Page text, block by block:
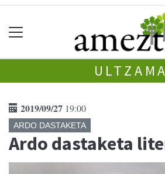
ULTZAMA
2019/09/27 19:00
ARDO DASTAKETA
Ardo dastaketa